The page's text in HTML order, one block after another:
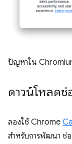
ปัญหาใน
ดาวน์โหลดช่
ลองใช้ Chrome
สำหรับการพัฒนา ช่